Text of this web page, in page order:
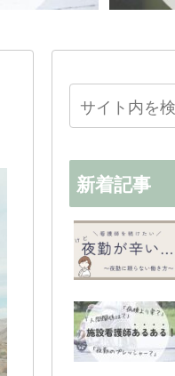
新着記事